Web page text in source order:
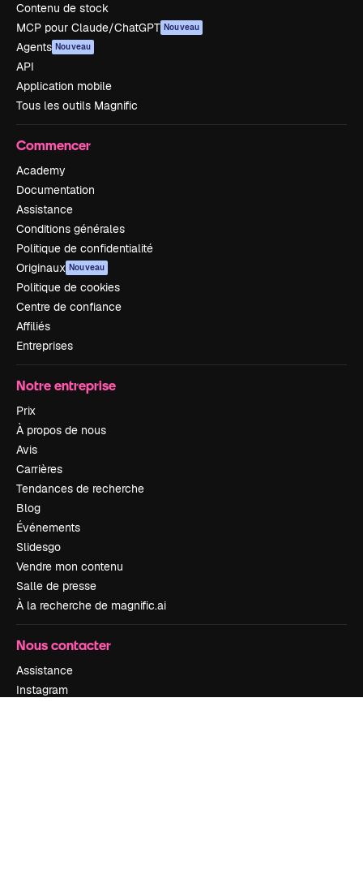
Contenu de stock
MCP pour Claude/ChatGPT Nouveau
Agents Nouveau
API
Application mobile
Tous les outils Magnific
Commencer
Academy
Documentation
Assistance
Conditions générales
Politique de confidentialité
Originaux Nouveau
Politique de cookies
Centre de confiance
Affiliés
Entreprises
Notre entreprise
Prix
À propos de nous
Avis
Carrières
Tendances de recherche
Blog
Événements
Slidesgo
Vendre mon contenu
Salle de presse
À la recherche de magnific.ai
Nous contacter
Assistance
Instagram